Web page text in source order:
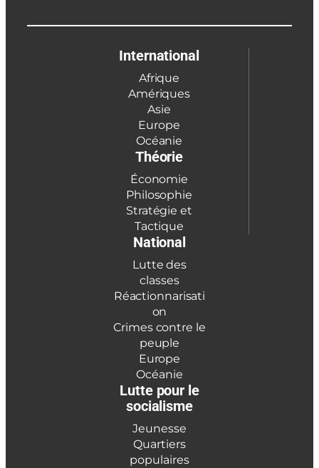
International
Afrique
Amériques
Asie
Europe
Océanie
Théorie
Économie
Philosophie
Stratégie et
Tactique
National
Lutte des
classes
Réactionnarisati
on
Crimes contre le
peuple
Europe
Océanie
Lutte pour le
socialisme
Jeunesse
Quartiers
populaires